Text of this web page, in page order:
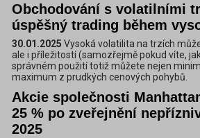
Obchodování s volatilními
úspěšný trading během
30.01.2025 Vysoká volatilita na trzích
ale i příležitostí (samozřejmě pokud víte,
správném použití totiž můžete nejen
maximum z prudkých cenových pohybů.
Akcie společnosti
25 % po zveřejnění
2025